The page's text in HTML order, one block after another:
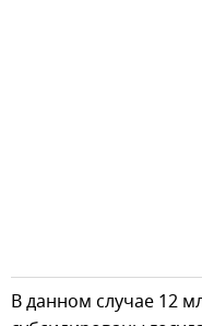
В данном случае 12